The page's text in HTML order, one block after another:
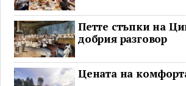
Петте стъпки на
добрия разговор
Цената на